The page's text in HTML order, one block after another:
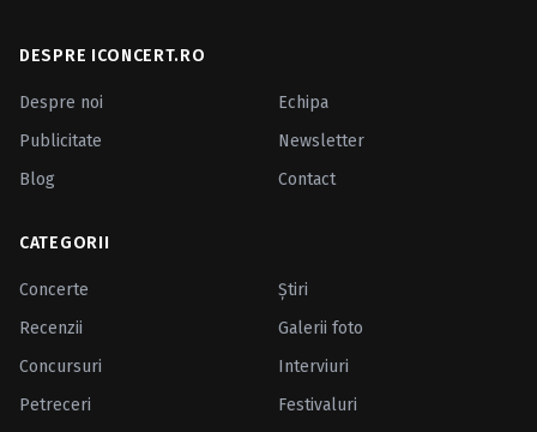
DESPRE ICONCERT.RO
Despre noi
Echipa
Publicitate
Newsletter
Blog
Contact
CATEGORII
Concerte
Ştiri
Recenzii
Galerii foto
Concursuri
Interviuri
Petreceri
Festivaluri